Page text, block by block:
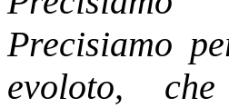
Precisiamo
evoloto,